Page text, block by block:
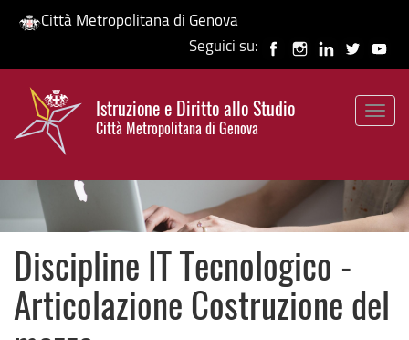
Salta
contenuto
principale
Città Metropolitana di Genova
Seguici su:
Istruzione e Diritto allo Studio
Città Metropolitana di Genova
HP banner
Discipline IT Tecnologico -
Articolazione Costruzione del